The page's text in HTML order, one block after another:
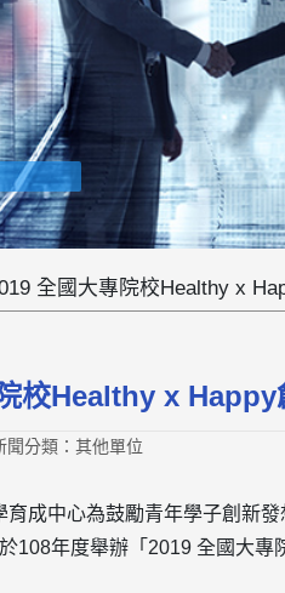
全國大專院校Healthy x
校Healthy x
聞分類：其他單位
成中心為鼓勵青年學子創新
年度舉辦「2019 全國大專